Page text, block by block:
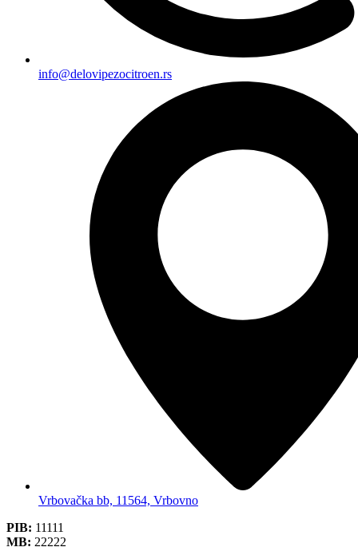
info@delovipezocitroen.rs
Vrbovačka bb, 11564, Vrbovno
PIB: 11111
MB: 22222